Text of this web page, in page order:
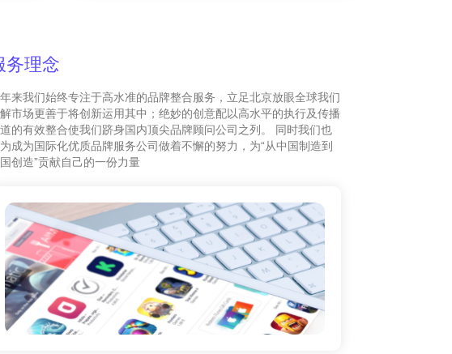
务理念
来我们始终专注于高水准的品牌整合服务，立足北京放眼全球我们
市场更善于将创新运用其中；绝妙的创意配以高水平的执行及传播
的有效整合使我们跻身国内顶尖品牌顾问公司之列。 同时我们也
成为国际化优质品牌服务公司做着不懈的努力，为“从中国制造到
创造”贡献自己的一份力量